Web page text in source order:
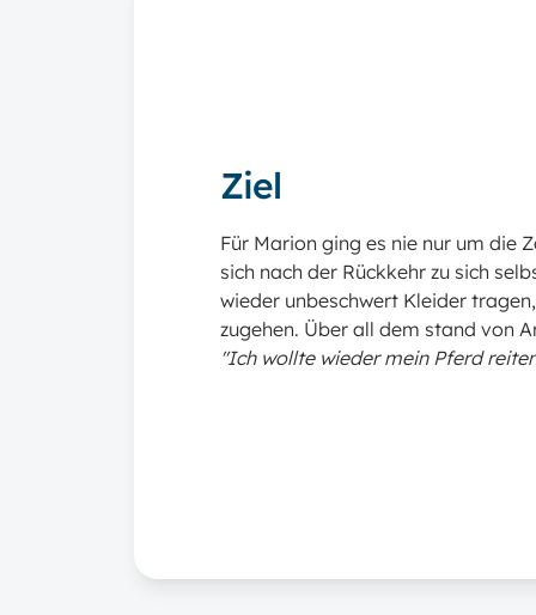
Ziel
Für Marion ging es nie nur um die
sich nach der Rückkehr zu sich
wieder unbeschwert Kleider
zugehen. Über all dem stand von
"Ich wollte wieder mein Pferd